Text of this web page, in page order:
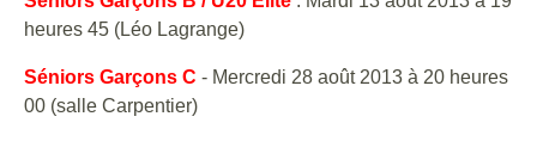
heures 45 (Léo Lagrange)
Séniors Garçons C - Mercredi 28 août 2013 à 20 heures
00 (salle Carpentier)